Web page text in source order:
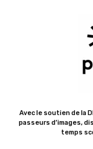
Avec le soutien de la
passeurs d’images,
temps